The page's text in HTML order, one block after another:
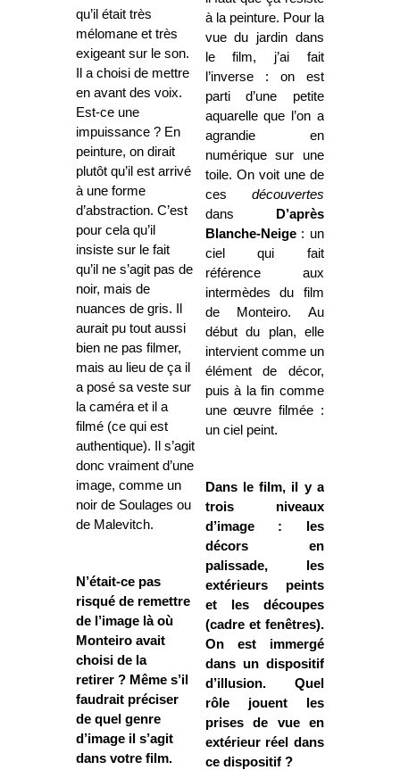
qu’il était très
mélomane et très
exigeant sur le son.
Il a choisi de mettre
en avant des voix.
Est-ce une
impuissance ? En
peinture, on dirait
plutôt qu’il est arrivé
à une forme
d’abstraction. C’est
pour cela qu’il
insiste sur le fait
qu’il ne s’agit pas de
noir, mais de
nuances de gris. Il
aurait pu tout aussi
bien ne pas filmer,
mais au lieu de ça il
a posé sa veste sur
la caméra et il a
filmé (ce qui est
authentique). Il s’agit
donc vraiment d’une
image, comme un
noir de Soulages ou
de Malevitch.
N’était-ce pas
risqué de remettre
de l’image là où
Monteiro avait
choisi de la
retirer ? Même s’il
faudrait préciser
de quel genre
d’image il s’agit
dans votre film.
à la peinture. Pour la
vue du jardin dans
le film, j’ai fait
l’inverse : on est
parti d’une petite
aquarelle que l’on a
agrandie en
numérique sur une
toile. On voit une de
ces découvertes
dans
D’après
Blanche-Neige : un
ciel qui fait
référence aux
intermèdes du film
de Monteiro. Au
début du plan, elle
intervient comme un
élément de décor,
puis à la fin comme
une œuvre filmée :
un ciel peint.
Dans le film, il y a
trois niveaux
d’image : les
décors en
palissade, les
extérieurs peints
et les découpes
(cadre et fenêtres).
On est immergé
dans un dispositif
d’illusion. Quel
rôle jouent les
prises de vue en
extérieur réel dans
ce dispositif ?